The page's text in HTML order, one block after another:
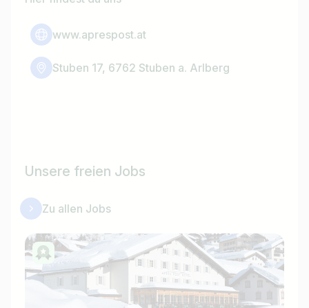
www.aprespost.at
Stuben 17, 6762 Stuben a. Arlberg
Unsere freien Jobs
Zu allen Jobs